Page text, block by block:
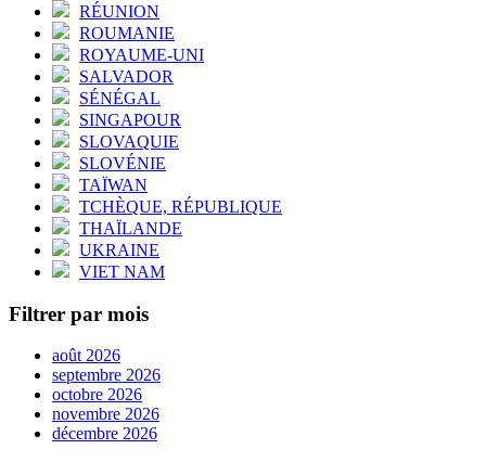
RÉUNION
ROUMANIE
ROYAUME-UNI
SALVADOR
SÉNÉGAL
SINGAPOUR
SLOVAQUIE
SLOVÉNIE
TAÏWAN
TCHÈQUE, RÉPUBLIQUE
THAÏLANDE
UKRAINE
VIET NAM
Filtrer par mois
août 2026
septembre 2026
octobre 2026
novembre 2026
décembre 2026